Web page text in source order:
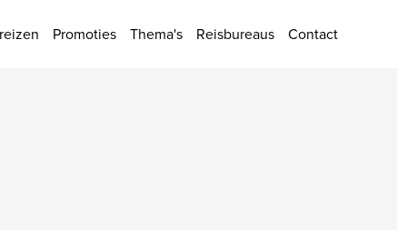
Promoties Thema's Reisbureaus Contact